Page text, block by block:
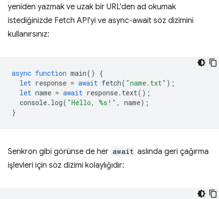
yeniden yazmak ve uzak bir URL'den ad okumak
istediğinizde Fetch API'yi ve async-await söz dizimini
kullanırsınız:
async function main()
{
let response = await fetch( "name.txt" );
let name = await response. text();
console. log( "Hello, %s!" , name);
}
Senkron gibi görünse de her await aslında geri çağırma
işlevleri için söz dizimi kolaylığıdır: